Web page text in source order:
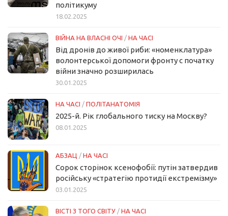
політикуму
18.02.2025
ВІЙНА НА ВЛАСНІ ОЧІ / НА ЧАСІ
Від дронів до живої риби: «номенклатура»
волонтерської допомоги фронту с початку
війни значно розширилась
30.01.2025
НА ЧАСІ / ПОЛІТАНАТОМІЯ
2025-й. Рік глобального тиску на Москву?
08.01.2025
АБЗАЦ / НА ЧАСІ
Сорок сторінок ксенофобії: путін затвердив
російську «стратегію протидії екстремізму»
03.01.2025
ВІСТІ З ТОГО СВІТУ / НА ЧАСІ